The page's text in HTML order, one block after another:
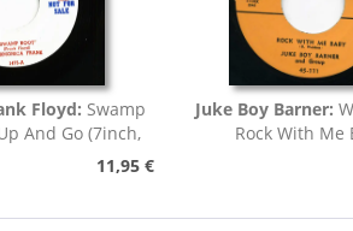
Floyd: Swamp
And Go (7inch,
11,95 €
Juke Boy Barner:
Rock With Me